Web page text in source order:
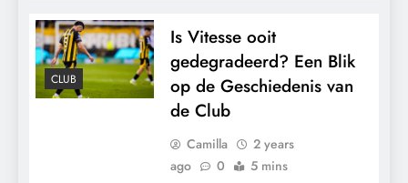
CLUB
Is Vitesse ooit
gedegradeerd? Een Blik
op de Geschiedenis van
de Club
Camilla
2 years
ago
0 5 mins